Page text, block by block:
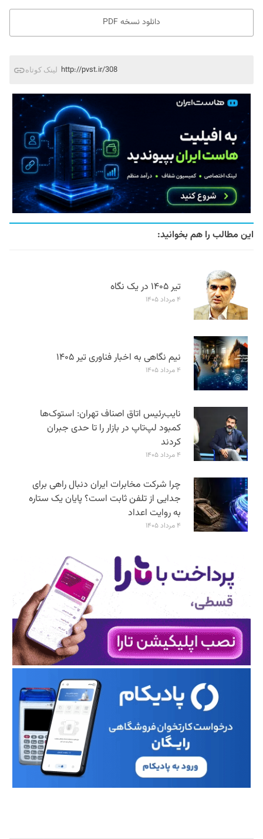
دانلود نسخه PDF
لینک کوتاه http://pvst.ir/308
این مطالب را هم بخوانید:
تیر ۱۴۰۵ در یک نگاه
۴ مرداد ۱۴۰۵
نیم نگاهی به اخبار فناوری تیر ۱۴۰۵
۴ مرداد ۱۴۰۵
نایب‌رئیس اتاق اصناف تهران: استوک‌ها
کمبود لپ‌تاپ در بازار را تا حدی جبران
کردند
۴ مرداد ۱۴۰۵
چرا شرکت مخابرات ایران دنبال راهی برای
جدایی از تلفن ثابت است؟ پایان یک ستاره
به روایت اعداد
۴ مرداد ۱۴۰۵